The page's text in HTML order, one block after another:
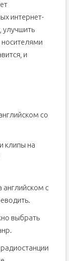
интернет-
улучшить
и
со
клипы на
с
выбрать